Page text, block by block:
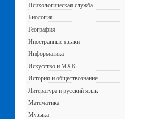
Психологическая служба
Биология
География
Иностранные языки
Информатика
Искусство и МХК
История и обществознание
Литература и русский язык
Математика
Музыка